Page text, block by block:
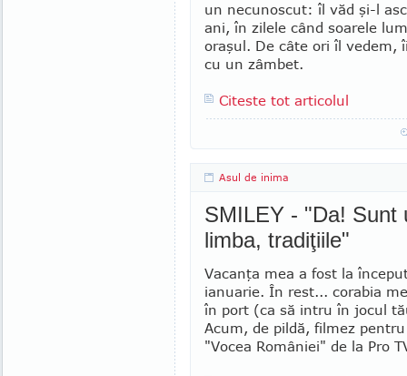
un necunoscut: îl văd şi-l
ani, în zilele când soarele
oraşul. De câte ori îl vedem,
cu un zâmbet.
Citeste tot articolul
Asul de inima
SMILEY - "Da! Sunt
limba, tradiţiile"
Vacanţa mea a fost la
ianua­rie. În rest... corabia
în port (ca să intru în jocul
Acum, de pildă, filmez
"Vocea României" de la Pro